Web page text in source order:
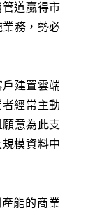
道贏得市
務，勢必
建置雲端
經常主動
意為此支
模資料中
能的商業